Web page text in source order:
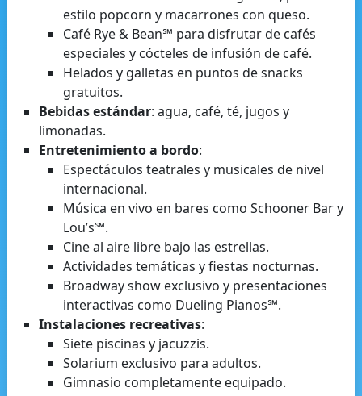
estilo popcorn y macarrones con queso.
Café Rye & Bean℠ para disfrutar de cafés
especiales y cócteles de infusión de café.
Helados y galletas en puntos de snacks
gratuitos.
Bebidas estándar: agua, café, té, jugos y
limonadas.
Entretenimiento a bordo:
Espectáculos teatrales y musicales de nivel
internacional.
Música en vivo en bares como Schooner Bar y
Lou’s℠.
Cine al aire libre bajo las estrellas.
Actividades temáticas y fiestas nocturnas.
Broadway show exclusivo y presentaciones
interactivas como Dueling Pianos℠.
Instalaciones recreativas:
Siete piscinas y jacuzzis.
Solarium exclusivo para adultos.
Gimnasio completamente equipado.